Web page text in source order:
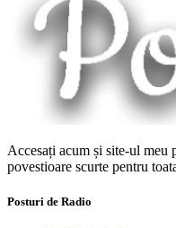
Accesați acum și site-ul meu
povestioare scurte pentru
Posturi de Radio